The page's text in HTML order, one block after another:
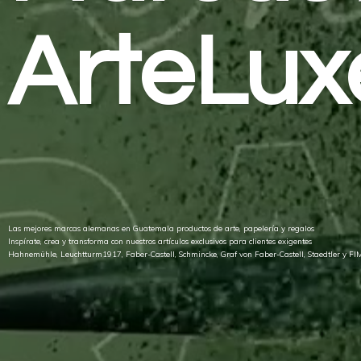
Las mejores marcas alemanas en Guatemala productos de arte, papelería y regalos
Inspírate, crea y transforma con nuestros artículos exclusivos para clientes exigentes
Hahnemühle, Leuchtturm1917, Faber-Castell, Schmincke, Graf von Faber-Castell, Staedtlery